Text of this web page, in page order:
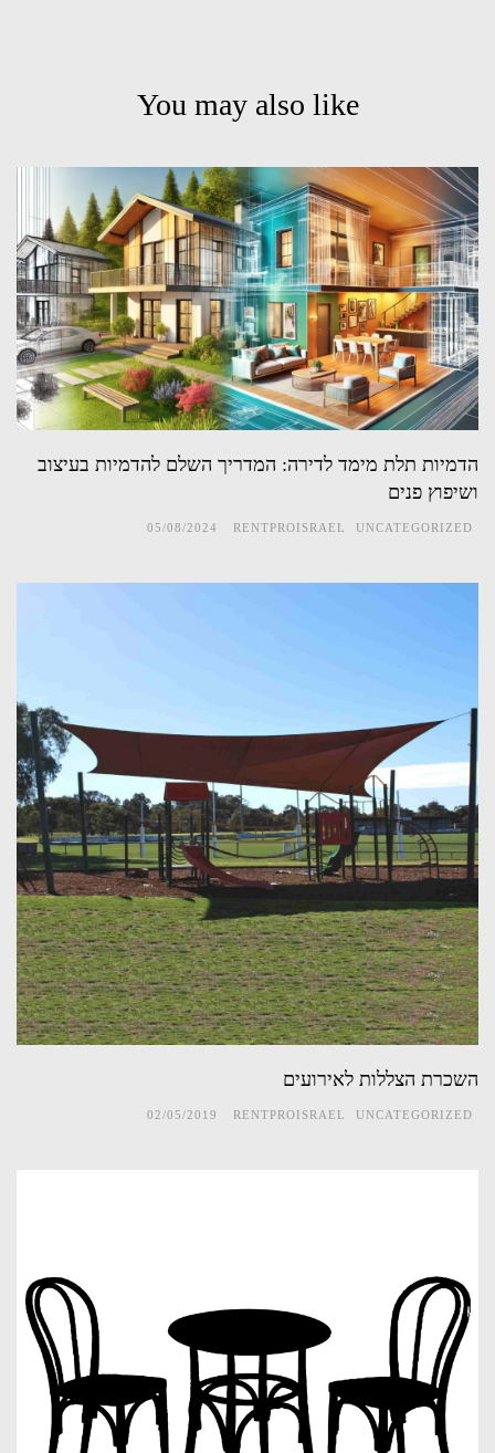
You may also like
הדמיות תלת מימד לדירה: המדריך השלם להדמיות בעיצוב
ושיפוץ פנים
UNCATEGORIZED
RENTPROISRAEL
05/08/2024
השכרת הצללות לאירועים
UNCATEGORIZED
RENTPROISRAEL
02/05/2019